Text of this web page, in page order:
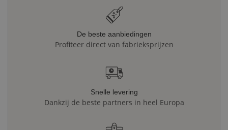
De beste aanbiedingen
Profiteer direct van fabrieksprijzen
Snelle levering
Dankzij de beste partners in heel Europa